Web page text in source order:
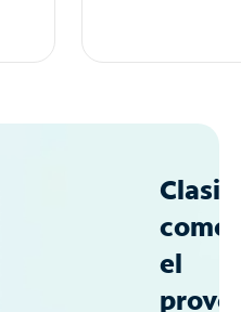
como
el